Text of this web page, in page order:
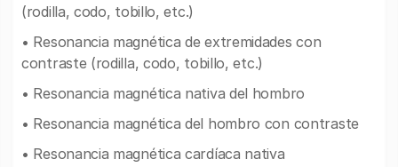
(rodilla, codo, tobillo, etc.)
• Resonancia magnética de extremidades con
contraste (rodilla, codo, tobillo, etc.)
• Resonancia magnética nativa del hombro
• Resonancia magnética del hombro con contraste
• Resonancia magnética cardíaca nativa